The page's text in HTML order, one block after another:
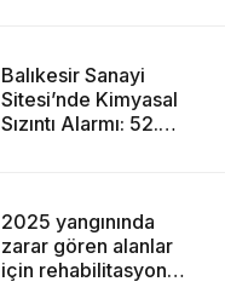
olmaz koşuludur”
Balıkesir Sanayi
Sitesi’nde Kimyasal
Sızıntı Alarmı: 52.
2025 yangınında
zarar gören alanlar
için rehabilitasyon